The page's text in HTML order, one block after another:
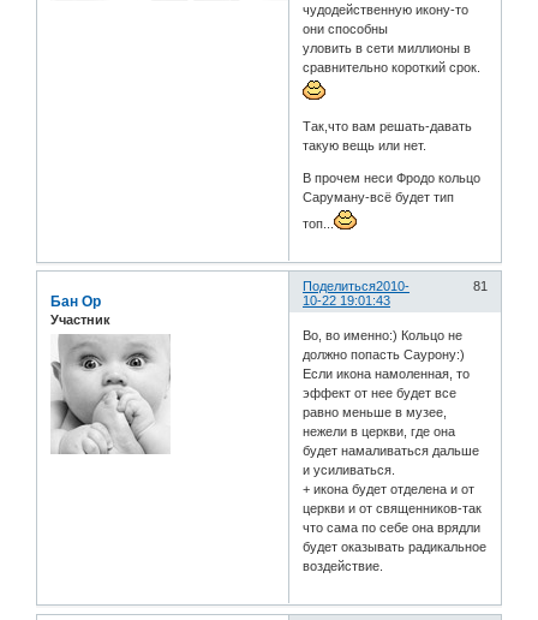
чудодейственную икону-то
они способны
уловить в сети миллионы в
сравнительно короткий срок.
Так,что вам решать-давать
такую вещь или нет.
В прочем неси Фродо кольцо
Саруману-всё будет тип
топ...
Поделиться 81
2010-
10-22 19:01:43
Бан Ор
Участник
Во, во именно:) Кольцо не
должно попасть Саурону:)
Если икона намоленная, то
эффект от нее будет все
равно меньше в музее,
нежели в церкви, где она
будет намаливаться дальше
и усиливаться.
+ икона будет отделена и от
церкви и от священников-так
что сама по себе она врядли
будет оказывать радикальное
воздействие.